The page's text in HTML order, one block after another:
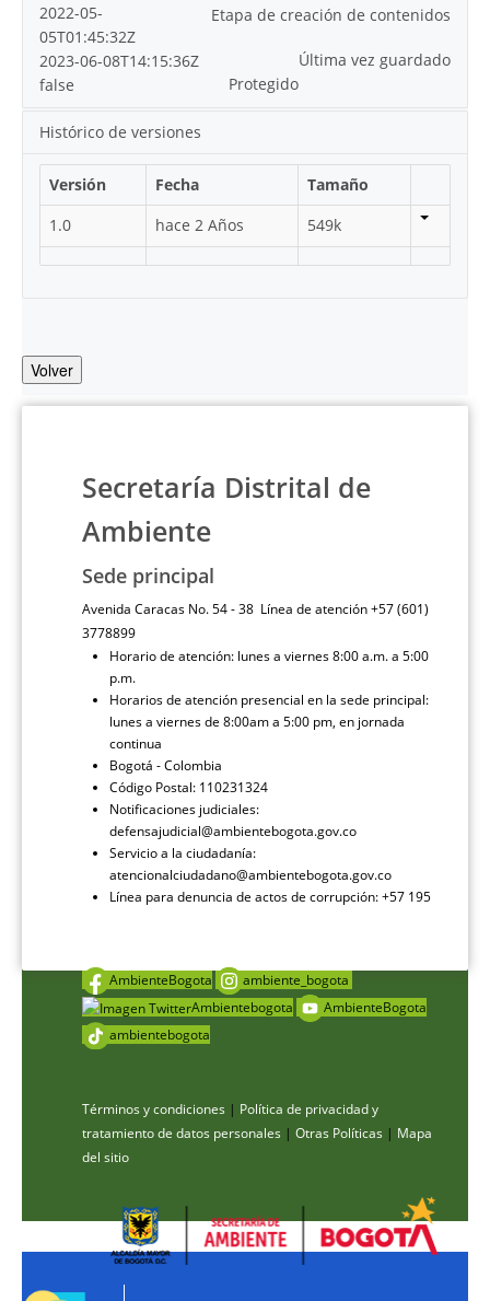
Etapa de creación de contenidos
2022-05-
05T01:45:32Z
Última vez guardado
2023-06-08T14:15:36Z
Protegido
false
Histórico de versiones
Versión Fecha
Tamaño
1.0
hace 2 Años 549k
Volver
Secretaría Distrital de
Ambiente
Sede principal
Avenida Caracas No. 54 - 38 Línea de atención +57 (601)
3778899
Horario de atención: lunes a viernes 8:00 a.m. a 5:00
p.m.
Horarios de atención presencial en la sede principal:
lunes a viernes de 8:00am a 5:00 pm, en jornada
continua
Bogotá - Colombia
Código Postal: 110231324
Notificaciones judiciales:
defensajudicial@ambientebogota.gov.co
Servicio a la ciudadanía:
atencionalciudadano@ambientebogota.gov.co
Línea para denuncia de actos de corrupción: +57 195
AmbienteBogota
ambiente_bogota
Ambientebogota
AmbienteBogota
ambientebogota
Términos y condiciones | Política de privacidad y
tratamiento de datos personales | Otras Políticas | Mapa
del sitio